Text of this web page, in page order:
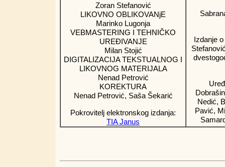
Zoran Stefanović
LIKOVNO OBLIKOVANjE
Marinko Lugonja
VEBMASTERING I TEHNIČKO
UREĐIVANJE
Milan Stojić
DIGITALIZACIJA TEKSTUALNOG I
LIKOVNOG MATERIJALA
Nenad Petrović
KOREKTURA
Nenad Petrović, Saša Šekarić
Pokrovitelj elektronskog izdanja:
TIA Janus
Izdanje
Nedić,
Pavić,